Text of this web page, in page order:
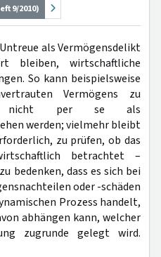
9/2010)
als Vermögensdelikt
bleiben, wirtschaftliche
So kann beispielsweise
Vermögens zu
nicht per se als
werden; vielmehr bleibt
zu prüfen, ob das
betrachtet –
bedenken, dass es sich bei
oder -schäden
Prozess handelt,
abhängen kann, welcher
zugrunde gelegt wird.